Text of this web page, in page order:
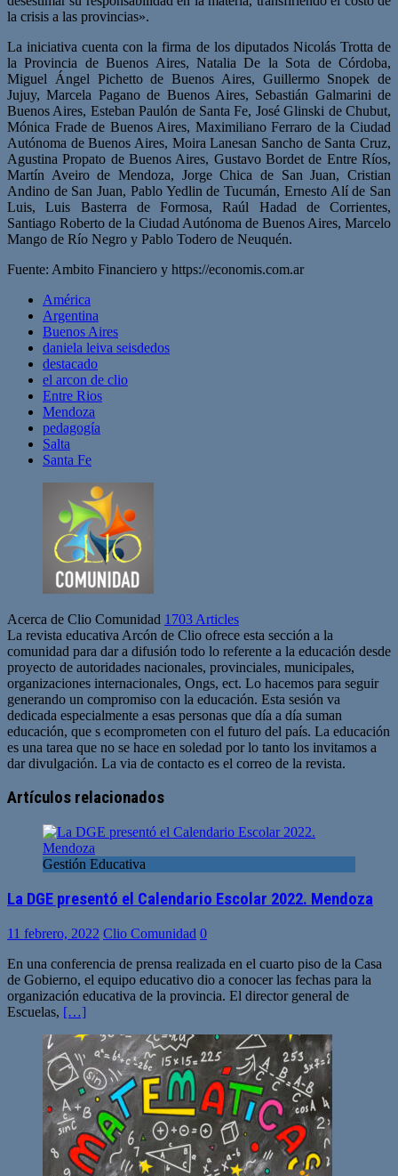
la crisis a las provincias».
La iniciativa cuenta con la firma de los diputados Nicolás Trotta de
la Provincia de Buenos Aires, Natalia De la Sota de Córdoba,
Miguel Ángel Pichetto de Buenos Aires, Guillermo Snopek de
Jujuy, Marcela Pagano de Buenos Aires, Sebastián Galmarini de
Buenos Aires, Esteban Paulón de Santa Fe, José Glinski de Chubut,
Mónica Frade de Buenos Aires, Maximiliano Ferraro de la Ciudad
Autónoma de Buenos Aires, Moira Lanesan Sancho de Santa Cruz,
Agustina Propato de Buenos Aires, Gustavo Bordet de Entre Ríos,
Martín Aveiro de Mendoza, Jorge Chica de San Juan, Cristian
Andino de San Juan, Pablo Yedlin de Tucumán, Ernesto Alí de San
Luis, Luis Basterra de Formosa, Raúl Hadad de Corrientes,
Santiago Roberto de la Ciudad Autónoma de Buenos Aires, Marcelo
Mango de Río Negro y Pablo Todero de Neuquén.
Fuente: Ambito Financiero y https://economis.com.ar
América
Argentina
Buenos Aires
daniela leiva seisdedos
destacado
el arcon de clio
Entre Rios
Mendoza
pedagogía
Salta
Santa Fe
Acerca de Clio Comunidad 1703 Articles
La revista educativa Arcón de Clio ofrece esta sección a la
comunidad para dar a difusión todo lo referente a la educación desde
proyecto de autoridades nacionales, provinciales, municipales,
organizaciones internacionales, Ongs, ect. Lo hacemos para seguir
generando un compromiso con la educación. Esta sesión va
dedicada especialmente a esas personas que día a día suman
educación, que s ecomprometen con el futuro del país. La educación
es una tarea que no se hace en soledad por lo tanto los invitamos a
dar divulgación. La via de contacto es el correo de la revista.
web
Artículos relacionados
Gestión Educativa
La DGE presentó el Calendario Escolar 2022. Mendoza
11 febrero, 2022 Clio Comunidad 0
En una conferencia de prensa realizada en el cuarto piso de la Casa
de Gobierno, el equipo educativo dio a conocer las fechas para la
organización educativa de la provincia. El director general de
Escuelas, […]